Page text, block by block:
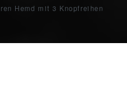
Hemd mit 3 Knopfreihen